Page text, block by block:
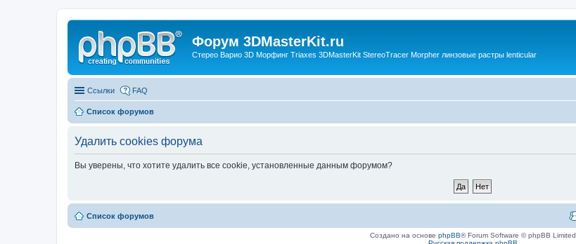
Форум 3DMasterKit.ru
Стерео Варио 3D Морфинг Triaxes 3DMasterKit StereoTracer Morpher линзовые растры lenticular
Ссылки FAQ
Список форумов
Удалить cookies форума
Вы уверены, что хотите удалить все cookie, установленные данным форумом?
Список форумов
Создано на основе phpBB® Forum Software © phpBB Limited